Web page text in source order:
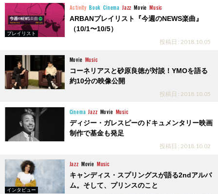
プレイリスト
Activity Book Cinema Jazz Movie Music
ARBANプレイリスト『今週のNEWS楽曲』
（10/1〜10/5）
投稿日 : 2018.10.05
Movie Music
コーネリアスと砂原良徳が対談！YMOを語る
約10分の映像公開
投稿日 : 2018.10.05
Cinema Jazz Movie Music
ディジー・ガレスピーのドキュメンタリー映画
制作で基金も発足
投稿日 : 2018.10.02
インタビュー
Jazz Movie Music
キャンディス・スプリングスが語る2ndアルバ
ム。そして、プリンスのこと